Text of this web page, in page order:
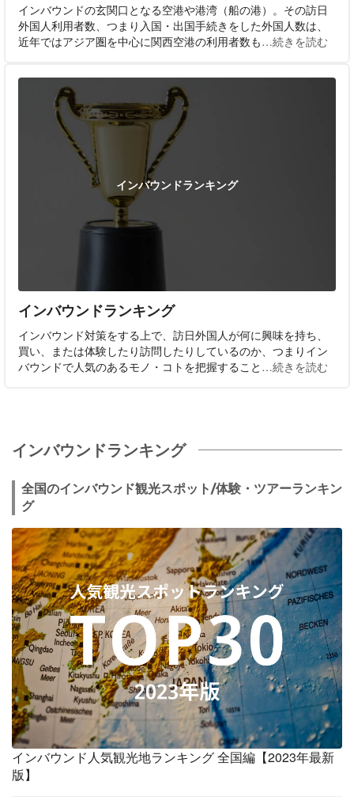
インバウンドの玄関口となる空港や港湾（船の港）。その訪日
外国人利用者数、つまり入国・出国手続きをした外国人数は、
近年ではアジア圏を中心に関西空港の利用者数も…続きを読む
インバウンドランキング
インバウンドランキング
インバウンド対策をする上で、訪日外国人が何に興味を持ち、
買い、または体験したり訪問したりしているのか、つまりイン
バウンドで人気のあるモノ・コトを把握すること …続きを読む
インバウンドランキング
全国のインバウンド観光スポット/体験・ツアーランキン
グ
インバウンド人気観光地ランキング 全国編【2023年最新
版】